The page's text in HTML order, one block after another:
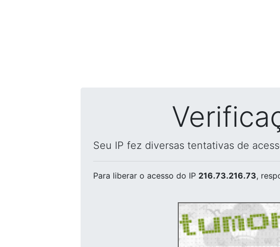
Seu IP fez diversas tentativas de
Para liberar o acesso do IP 216.73.216.73,